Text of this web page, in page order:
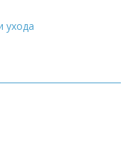
ухода